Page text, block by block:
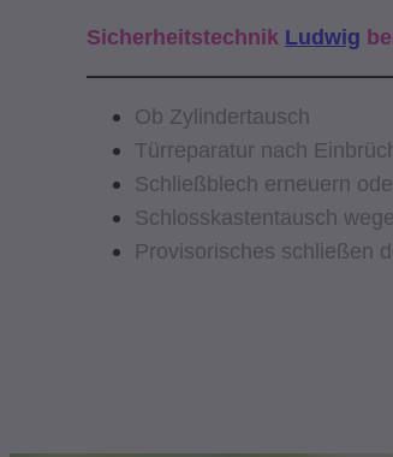
Sicherheitstechnik Ludwig
Ob Zylindertausch
Türreparatur nach
Schließblech erneuern
Schlosskastentausch
Provisorisches schließen